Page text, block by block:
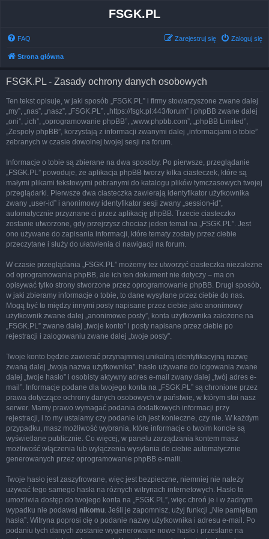
FSGK.PL
FAQ Zaloguj się
Zarejestruj się
Strona główna
FSGK.PL - Zasady ochrony danych osobowych
Ten tekst opisuje, w jaki sposób „FSGK.PL” i firmy stowarzyszone zwane dalej
„my”, „nas”, „nasz”, „FSGK.PL”, „https://fsgk.pl:443/forum” i phpBB zwane dalej
„oni”, „ich”, „oprogramowanie phpBB”, „www.phpbb.com”, „phpBB Limited”,
„Zespoły phpBB”, korzystają z informacji zwanymi dalej „informacjami o tobie”
zebranych w czasie dowolnej twojej sesji na forum.
Informacje o tobie są zbierane na dwa sposoby. Po pierwsze, przeglądanie
„FSGK.PL” powoduje, że aplikacja phpBB tworzy kilka ciasteczek, które są
małymi plikami tekstowymi pobranymi do katalogu plików tymczasowych twojej
przeglądarki. Pierwsze dwa ciasteczka zawierają identyfikator użytkownika
zwany „user-id” i anonimowy identyfikator sesji zwany „session-id”,
automatycznie przyznane ci przez aplikację phpBB. Trzecie ciasteczko
zostanie utworzone, gdy przejrzysz chociaż jeden temat na „FSGK.PL”. Jest
ono używane do zapisania informacji, które tematy zostały przez ciebie
przeczytane i służy do ułatwienia ci nawigacji na forum.
W czasie przeglądania „FSGK.PL” możemy też utworzyć ciasteczka niezależne
od oprogramowania phpBB, ale ich ten dokument nie dotyczy – ma on
opisywać tylko strony stworzone przez oprogramowanie phpBB. Drugi sposób,
w jaki zbieramy informacje o tobie, to dane wysyłane przez ciebie do nas.
Mogą być to między innymi posty napisane przez ciebie jako anonimowy
użytkownik zwane dalej „anonimowe posty”, konta użytkownika założone na
„FSGK.PL” zwane dalej „twoje konto” i posty napisane przez ciebie po
rejestracji i zalogowaniu zwane dalej „twoje posty”.
Twoje konto będzie zawierać przynajmniej unikalną identyfikacyjną nazwę
zwaną dalej „twoja nazwa użytkownika”, hasło używane do logowania zwane
dalej „twoje hasło” i osobisty aktywny adres e-mail zwany dalej „twój adres e-
mail”. Informacje podane dla twojego konta na „FSGK.PL” są chronione przez
prawa dotyczące ochrony danych osobowych w państwie, w którym stoi nasz
serwer. Mamy prawo wymagać podania dodatkowych informacji przy
rejestracji, i to my ustalamy czy podanie ich jest konieczne, czy nie. W każdym
przypadku, masz możliwość wybrania, które informacje o twoim koncie są
wyświetlane publicznie. Co więcej, w panelu zarządzania kontem masz
możliwość włączenia lub wyłączenia wysyłania do ciebie automatycznie
generowanych przez oprogramowanie phpBB e-maili.
Twoje hasło jest zaszyfrowane, więc jest bezpieczne, niemniej nie należy
używać tego samego hasła na różnych witrynach internetowych. Hasło to
umożliwia dostęp do twojego konta na „FSGK.PL”, więc chroń je i w żadnym
wypadku nie podawaj nikomu. Jeśli je zapomnisz, użyj funkcji „Nie pamiętam
hasła”. Witryna poprosi cię o podanie nazwy użytkownika i adresu e-mail. Po
podaniu tych danych zostanie wygenerowane nowe hasło i przesłane na